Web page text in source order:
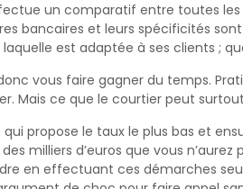
un comparatif entre toutes
bancaires et leurs spécificités
est adaptée à ses clients ;
vous faire gagner du temps.
Mais ce que le courtier peut
propose le taux le plus bas et
milliers d’euros que vous
en effectuant ces démarches